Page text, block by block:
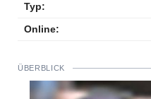
Typ:
Online:
ÜBERBLICK